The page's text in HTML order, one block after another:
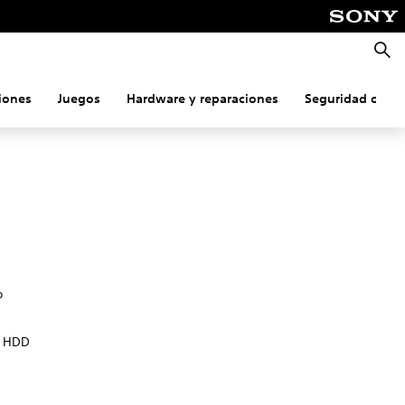
Juegos Hardware y reparaciones Seguridad